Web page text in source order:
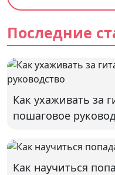
Последние
Как ухаживать за
пошаговое
Как научиться